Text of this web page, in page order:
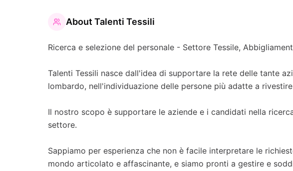
About Talenti Tessili
Ricerca e selezione del personale - Settore Tessile,
Talenti Tessili nasce dall'idea di supportare la rete delle tante
lombardo, nell'individuazione delle persone più adatte a
Il nostro scopo è supportare le aziende e i candidati nella
settore.
Sappiamo per esperienza che non è facile interpretare le
mondo articolato e affascinante, e siamo pronti a gestire e